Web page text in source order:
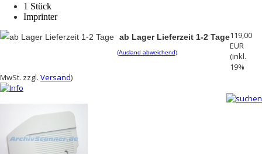
1 Stück
Imprinter
ab Lager Lieferzeit 1-2 Tage
(Ausland abweichend)
119,00
EUR
(inkl.
19%
MwSt. zzgl. Versand)